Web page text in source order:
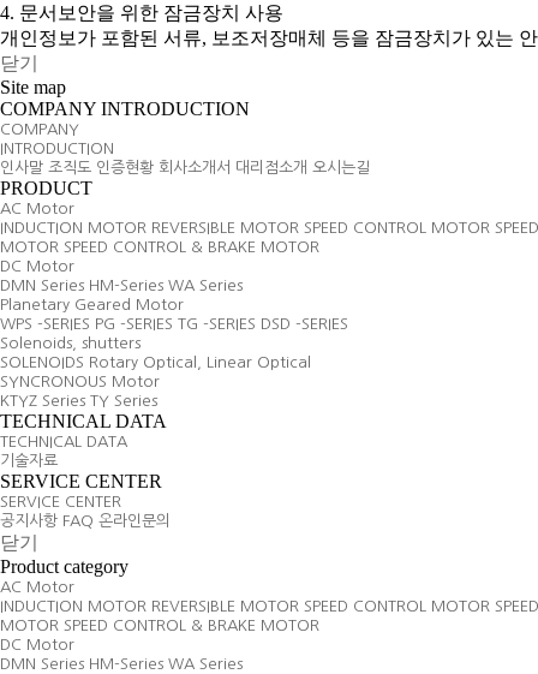
4. 문서보안을 위한 잠금장치 사용
개인정보가 포함된 서류, 보조저장매체 등을 잠금장치가 있는
닫기
Site map
COMPANY INTRODUCTION
COMPANY
INTRODUCTION
인사말 조직도 인증현황 회사소개서 대리점소개 오시는길
PRODUCT
AC Motor
INDUCTION MOTOR REVERSIBLE MOTOR SPEED CONTROL MOTOR
MOTOR SPEED CONTROL & BRAKE MOTOR
DC Motor
DMN Series HM-Series WA Series
Planetary Geared Motor
WPS -SERIES PG -SERIES TG -SERIES DSD -SERIES
Solenoids, shutters
SOLENOIDS Rotary Optical, Linear Optical
SYNCRONOUS Motor
KTYZ Series TY Series
TECHNICAL DATA
TECHNICAL DATA
기술자료
SERVICE CENTER
SERVICE CENTER
공지사항 FAQ 온라인문의
닫기
Product category
AC Motor
INDUCTION MOTOR REVERSIBLE MOTOR SPEED CONTROL MOTOR
MOTOR SPEED CONTROL & BRAKE MOTOR
DC Motor
DMN Series HM-Series WA Series